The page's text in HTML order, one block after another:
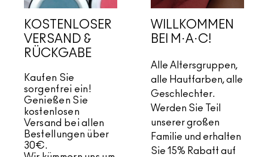
KOSTENLOSER
VERSAND &
RÜCKGABE
Kaufen Sie
sorgenfrei ein!
Genießen Sie
kostenlosen
Versand bei allen
Bestellungen über
30€.
WILLKOMMEN
BEI M·A·C!
Alle Altersgruppen,
alle Hautfarben, alle
Geschlechter.
Werden Sie Teil
unserer großen
Familie und erhalten
Sie 15% Rabatt auf